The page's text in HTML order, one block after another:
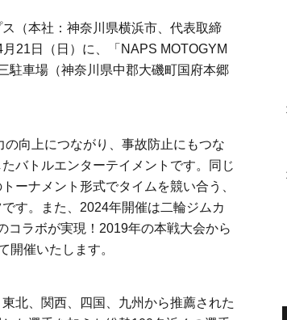
（本社：神奈川県横浜市、代表取締
月 21 日（日）に、「 NAPS MOTOGYM
駐車場（神奈川県中郡大磯町国府本郷
の向上につながり、事故防止にもつな
バトルエンターテイメントです。同じ
ーナメント形式でタイムを競い合う、
す。また、 2024年開催は二輪ジムカ
コラボが実現！ 2019年の本戦大会から
開催いたします。
北、関西、四国、九州から推薦された